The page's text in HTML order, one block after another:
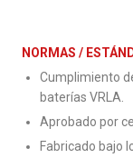
NORMAS /
Cumplimiento
baterías VRLA.
Aprobado por
Fabricado bajo